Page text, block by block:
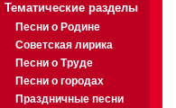
Тематические разделы
Песни о Родине
Советская лирика
Песни о Труде
Песни о городах
Праздничные песни